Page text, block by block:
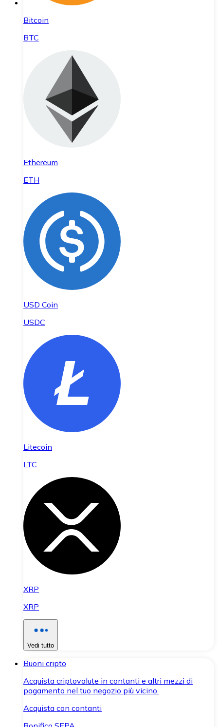
Bitcoin
BTC
Ethereum
ETH
USD Coin
USDC
Litecoin
LTC
XRP
XRP
Vedi tutto
Buoni cripto
Acquista criptovalute in contanti e altri mezzi di
pagamento nel tuo negozio più vicino.
Acquista con contanti